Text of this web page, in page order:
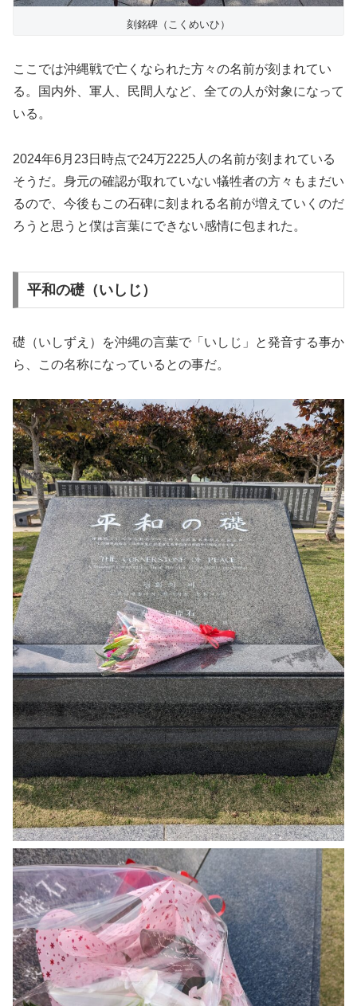
刻銘碑（こくめいひ）
ここでは沖縄戦で亡くなられた方々の名前が刻まれてい
る。国内外、軍人、民間人など、全ての人が対象になって
いる。
2024年6月23日時点で24万2225人の名前が刻まれている
そうだ。身元の確認が取れていない犠牲者の方々もまだい
るので、今後もこの石碑に刻まれる名前が増えていくのだ
ろうと思うと僕は言葉にできない感情に包まれた。
平和の礎（いしじ）
礎（いしずえ）を沖縄の言葉で「いしじ」と発音する事か
ら、この名称になっているとの事だ。